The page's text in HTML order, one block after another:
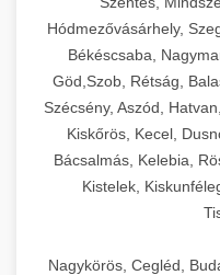
Hódmezővásárhely,
Békéscsaba,
Göd,Szob, Rétság,
Szécsény, Aszód,
Kiskőrös, Kecel,
Bácsalmás, Kelebia,
Kistelek,
Nagykörös, Cegléd,